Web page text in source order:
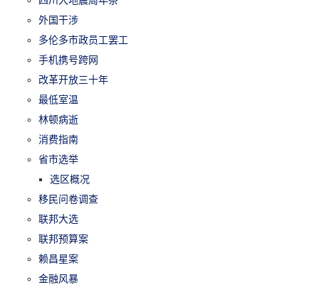
外国干涉
多伦多市政员工罢工
手机携号跨网
改革开放三十年
最低室温
林顿病逝
消费指南
省市选举
选区概况
移民问卷调查
联邦大选
联邦预算案
赖昌星案
金融风暴